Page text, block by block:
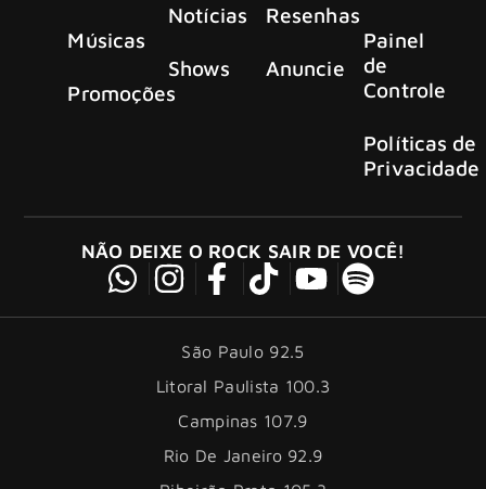
Músicas
Promoções
Notícias
Shows
Resenhas
Anuncie
Painel
de
Controle
Políticas de
Privacidade
NÃO DEIXE O ROCK SAIR DE VOCÊ!
São Paulo 92.5
Litoral Paulista 100.3
Campinas 107.9
Rio De Janeiro 92.9